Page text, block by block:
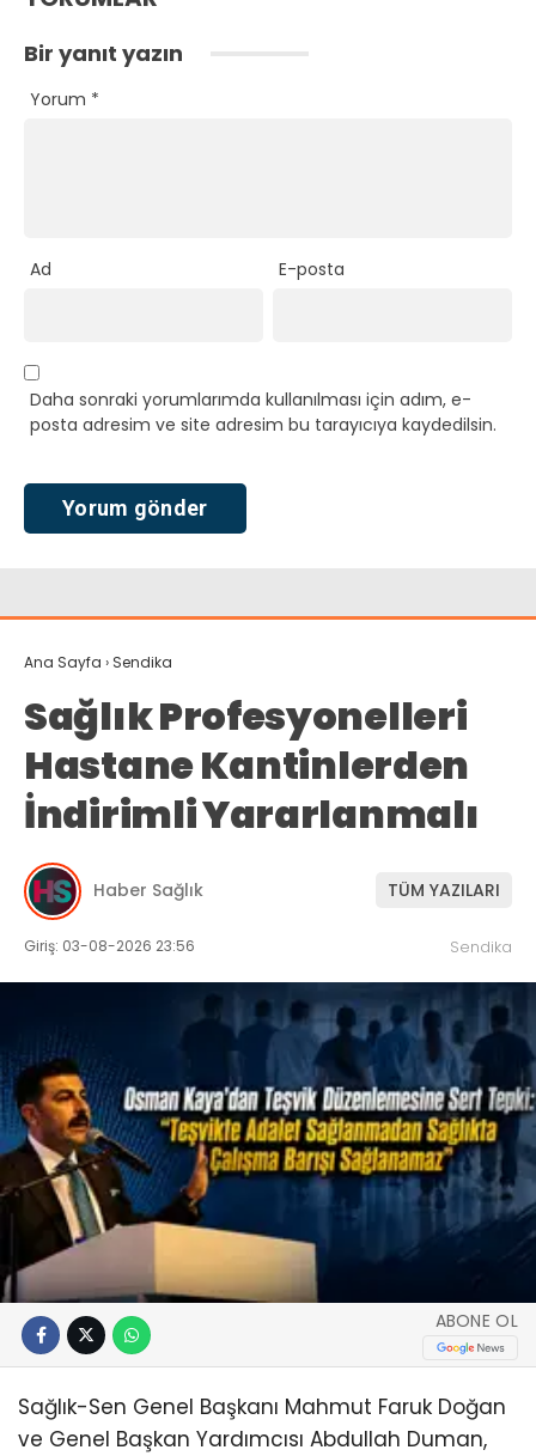
Bir yanıt yazın
Yorum *
Ad E-posta
Daha sonraki yorumlarımda kullanılması için adım, e-
posta adresim ve site adresim bu tarayıcıya kaydedilsin.
Ana Sayfa › Sendika
Sağlık Profesyonelleri
Hastane Kantinlerden
İndirimli Yararlanmalı
Haber Sağlık TÜM YAZILARI
Giriş: 03-08-2026 23:56 Sendika
ABONE OL
Sağlık-Sen Genel Başkanı Mahmut Faruk Doğan
ve Genel Başkan Yardımcısı Abdullah Duman,